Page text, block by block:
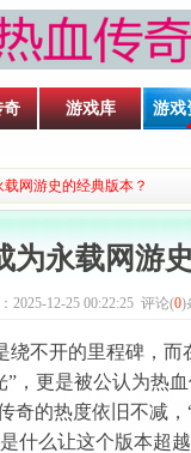
奇 游戏库 游戏
网游史的经典版本？
为永载网游
2025-12-25 00:22:25 评论(0)
不开的里程碑，而
”，更是被公认为热
的热度依旧不减，
什么让这个版本超